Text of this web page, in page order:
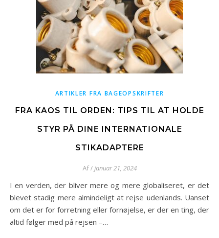
ARTIKLER FRA BAGEOPSKRIFTER
FRA KAOS TIL ORDEN: TIPS TIL AT HOLDE
STYR PÅ DINE INTERNATIONALE
STIKADAPTERE
Af/januar 21, 2024
I en verden, der bliver mere og mere globaliseret, er det
blevet stadig mere almindeligt at rejse udenlands. Uanset
om det er for forretning eller fornøjelse, er der en ting, der
altid følger med på rejsen –…